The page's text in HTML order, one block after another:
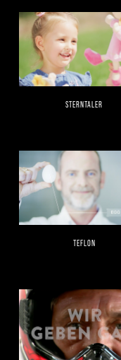
STERNTALER
TEFLON